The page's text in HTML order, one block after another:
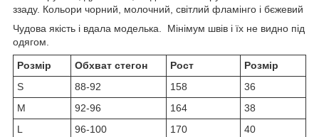
ззаду. Кольори чорний, молочний, світлий фламінго і бєжевий
Чудова якість і вдала моделька. Мінімум швів і їх не видно під
одягом.
Розмір Обхват стегон Рост
Розмір
S
88-92 158
36
M
92-96 164
38
L
96-100 170
40